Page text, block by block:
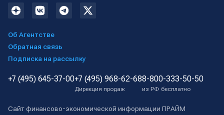
Об Агентстве
Обратная связь
Подписка на рассылку
+7 (495) 645-37-00+7 (495) 968-62-68
Дирекция продаж
8-800-333-50-50
из РФ бесплатно
Сайт финансово-экономической информации ПРАЙМ